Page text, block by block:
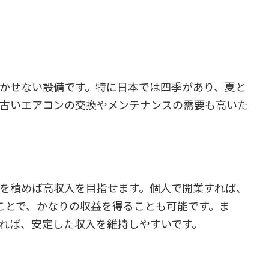
せない設備です。特に日本では四季があり、夏と
いエアコンの交換やメンテナンスの需要も高いた
めば高収入を目指せます。個人で開業すれば、
で、かなりの収益を得ることも可能です。ま
、安定した収入を維持しやすいです。